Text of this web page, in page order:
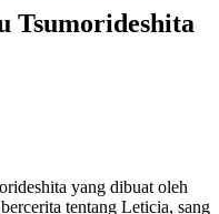
Tsumorideshita
yang dibuat oleh
tentang Leticia, sang